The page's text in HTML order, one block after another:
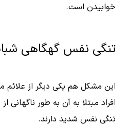
خوابیدن است.
تنگی نفس گهگاهی
این مشکل هم یکی دیگر از علائم
افراد مبتلا به آن به طور
تنگی نفس شدید دارند.